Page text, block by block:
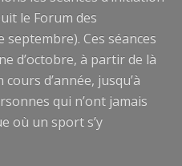
le Forum des
septembre). Ces séances
d’octobre, à partir de là
d’année, jusqu’à
qui n’ont jamais
où un sport s’y